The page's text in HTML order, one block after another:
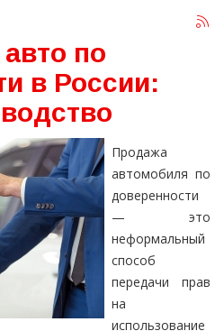
по
в России:
Продажа
автомобиля по
доверенности
— это
неформальный
способ
передачи прав
на
использование